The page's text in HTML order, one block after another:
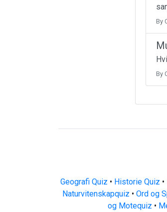
By
By
Geografi Quiz • Historie Quiz •
Naturvitenskapquiz • Ord og
og Motequiz •